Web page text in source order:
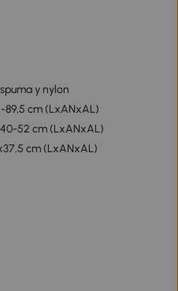
y nylon
cm (LxANxAL)
52 cm (LxANxAL)
cm (LxANxAL)